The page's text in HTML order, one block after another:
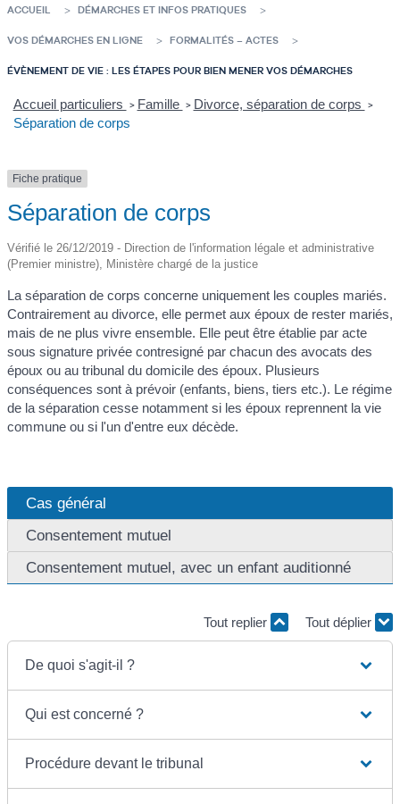
ACCUEIL DÉMARCHES ET INFOS PRATIQUES
VOS DÉMARCHES EN LIGNE FORMALITÉS – ACTES
ÉVÈNEMENT DE VIE : LES ÉTAPES POUR BIEN MENER VOS DÉMARCHES
Accueil particuliers > Famille > Divorce, séparation de corps >
Séparation de corps
Fiche pratique
Séparation de corps
Vérifié le 26/12/2019 - Direction de l'information légale et administrative
(Premier ministre), Ministère chargé de la justice
La séparation de corps concerne uniquement les couples mariés.
Contrairement au divorce, elle permet aux époux de rester mariés,
mais de ne plus vivre ensemble. Elle peut être établie par acte
sous signature privée contresigné par chacun des avocats des
époux ou au tribunal du domicile des époux. Plusieurs
conséquences sont à prévoir (enfants, biens, tiers etc.). Le régime
de la séparation cesse notamment si les époux reprennent la vie
commune ou si l'un d'entre eux décède.
Cas général
Consentement mutuel
Consentement mutuel, avec un enfant auditionné
Tout replier Tout déplier
De quoi s'agit-il ?
Qui est concerné ?
Procédure devant le tribunal